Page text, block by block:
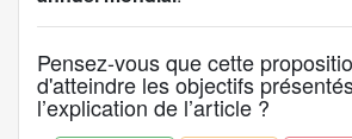
p
s
i
t
Pensez-vous que cette
d'atteindre les objectifs
l’explication de l’article ?